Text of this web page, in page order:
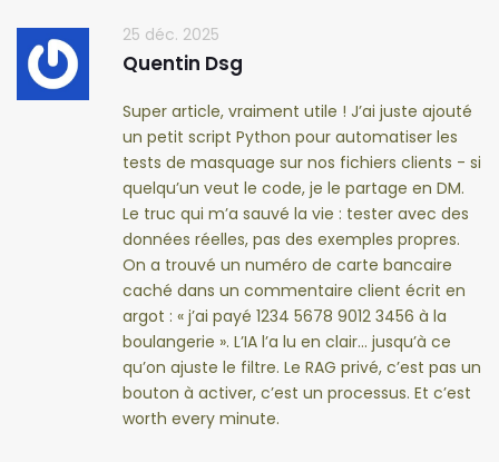
25 déc. 2025
Quentin Dsg
Super article, vraiment utile ! J’ai juste ajouté
un petit script Python pour automatiser les
tests de masquage sur nos fichiers clients - si
quelqu’un veut le code, je le partage en DM.
Le truc qui m’a sauvé la vie : tester avec des
données réelles, pas des exemples propres.
On a trouvé un numéro de carte bancaire
caché dans un commentaire client écrit en
argot : « j’ai payé 1234 5678 9012 3456 à la
boulangerie ». L’IA l’a lu en clair… jusqu’à ce
qu’on ajuste le filtre. Le RAG privé, c’est pas un
bouton à activer, c’est un processus. Et c’est
worth every minute.